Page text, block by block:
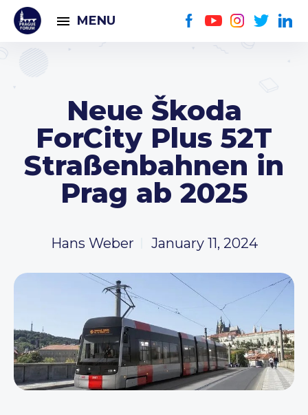
MENU
Neue Škoda
ForCity Plus 52T
Straßenbahnen in
Prag ab 2025
Hans Weber January 11, 2024